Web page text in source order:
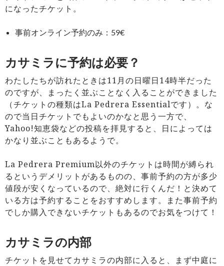
になったチケット。
事前オンライン予約のみ：59€
カサミラに予約は必要？
わたしたちが訪れたときは11月の日曜日14時半だった
のですが、まったく並ぶことなく入ることができました
（チケットの種類はLa Pedrera Essentialです）。な
ので当日チケットでもよいのかなと思う一方で、
Yahoo!知恵袋などの投稿を拝見すると、日によっては
かなり並ぶこともあるようで。
La Pedrera Premium以外のチケットは時間が縛られ
るというデメリットがあるものの、事前予約の方が多少
値段が安くなっているので、絶対に行くんだ！と決めて
いる方は予約することをおすすめします。また事前予約
でしか購入できないチケットもあるのでお気をつけて！
カサミラの内部
チケットを見せてカサミラの内部に入ると、まず中庭に